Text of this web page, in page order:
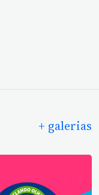
+ galerias